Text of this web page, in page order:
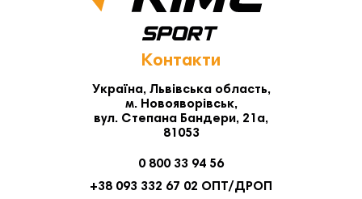
Контакти
Україна, Львівська область,
м. Новояворівськ,
вул. Степана Бандери, 21а,
81053
0 800 33 94 56
+38 093 332 67 02 ОПТ/ДРОП